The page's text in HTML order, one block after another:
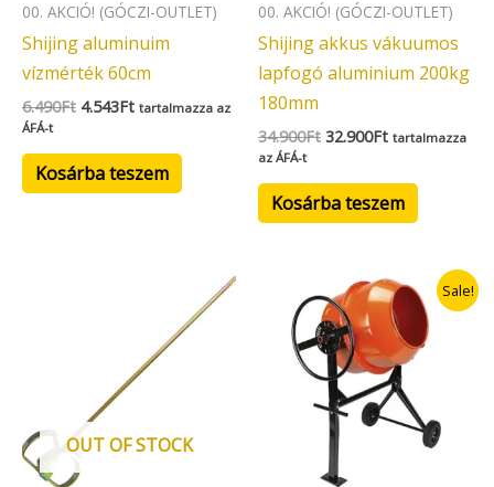
00. AKCIÓ! (GÓCZI-OUTLET)
Shijing aluminuim
vízmérték 60cm
6.490Ft 4.543Ft tartalmazza az
ÁFÁ-t
Kosárba teszem
00. AKCIÓ! (GÓCZI-OUTLET)
Shijing akkus vákuumos
lapfogó aluminium 200kg
180mm
34.900Ft 32.900Ft tartalmazza
az ÁFÁ-t
Kosárba teszem
OUT OF STOCK
Sale!
Original
price
was:
99.000Ft.
Current
price
is:
74.900Ft.